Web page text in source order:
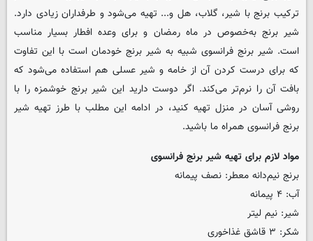
ترکیب برنج با شیر، گلاب، هل و... تهیه می‌شود و طرفداران زیادی دارد.
شیر برنج به‌خصوص در ماه رمضان و برای وعده افطار بسیار مناسب
است. شیر برنج فرانسوی شبیه به شیر برنج خودمان است با این تفاوت
که برای درست کردن آن از خامه و شیر عسلی هم استفاده می‌شود که
بافت آن را نرم‌تر می‌کند. اگر دوست دارید این شیر برنج خوشمزه را با
روشی آسان در منزل تهیه کنید، در ادامه این مطلب با طرز تهیه شیر
برنج فرانسوی همراه ما باشید.
مواد لازم برای تهیه شیر برنج فرانسوی
برنج نیم‌دانه معطر: نصف پیمانه
آب: ۴ پیمانه
شیر: نیم لیتر
شکر: ۳ قاشق غذاخوری